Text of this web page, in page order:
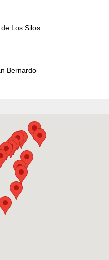
Los Silos
Bernardo